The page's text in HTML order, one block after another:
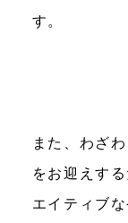
す。
また、わざ
をお迎えす
エイティブ